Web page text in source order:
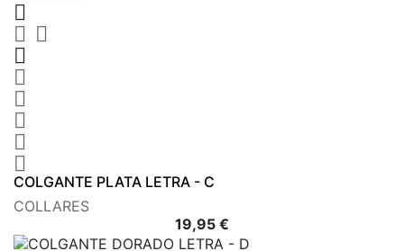









COLGANTE PLATA LETRA - C
COLLARES
19,95 €